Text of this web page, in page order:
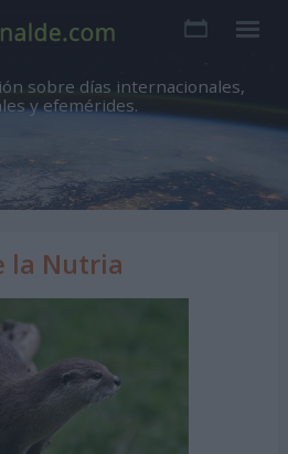
sobre días internacionales,
y efemérides.
la Nutria